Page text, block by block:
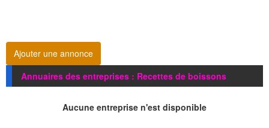
Ajouter une annonce
Annuaires des entreprises : Recettes de boissons
Aucune entreprise n'est disponible